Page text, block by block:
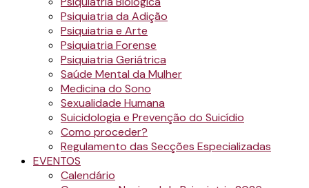
Psiquiatria da Adição
Psiquiatria e Arte
Psiquiatria Forense
Psiquiatria Geriátrica
Saúde Mental da Mulher
Medicina do Sono
Sexualidade Humana
Suicidologia e Prevenção do Suicídio
Como proceder?
Regulamento das Secções Especializadas
EVENTOS
Calendário